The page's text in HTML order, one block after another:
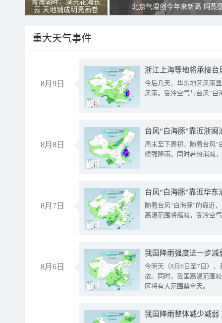
青海湖畔：湖光花海长
云 天地铺成明亮画卷
北京气温创今年来新高 焖蒸
重大天气事件
8月9日
浙江上海等地将承接台
今后几天，华东地区风雨
风雨。受冷空气与台风“白
8月8日
台风“白海豚”靠近浙
周末至下周初，随着台风“
续强降雨。同时暑热消减
8月7日
台风“白海豚”靠近华
随着台风“白海豚”的靠近
高温范围将缩减，受冷空
8月6日
今明天（8月6日至7日）
散。同时，我国高温范围
区将有大范围桑拿天。
我国降雨整体减少减弱